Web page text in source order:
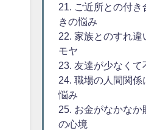
21. ご近所との付き
きの悩み
22. 家族とのすれ違
モヤ
23. 友達が少なくて
24. 職場の人間関係
悩み
25. お金がなかなか
の心境